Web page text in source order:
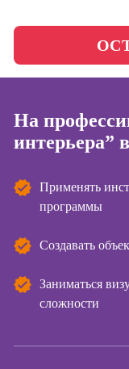
Фотошкола
Школа медиа
Онлайн-
На
интерьера”
Применять
программы
Создавать
Заниматься
сложности